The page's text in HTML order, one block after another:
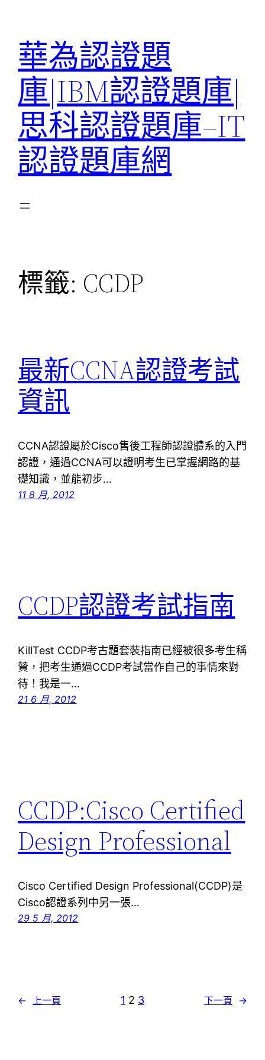
華為認證題
庫|IBM認證題庫|
思科認證題庫–IT
認證題庫網
標籤: CCDP
最新CCNA認證考試
資訊
CCNA認證屬於Cisco售後工程師認證體系的入門
認證，通過CCNA可以證明考生已掌握網路的基
礎知識，並能初步…
11 8 月, 2012
CCDP認證考試指南
KillTest CCDP考古題套裝指南已經被很多考生稱
贊，把考生通過CCDP考試當作自己的事情來對
待！我是一…
21 6 月, 2012
CCDP:Cisco Certified
Design Professional
Cisco Certified Design Professional(CCDP)是
Cisco認證系列中另一張…
29 5 月, 2012
← 上一頁 1 2 3 下一頁 →